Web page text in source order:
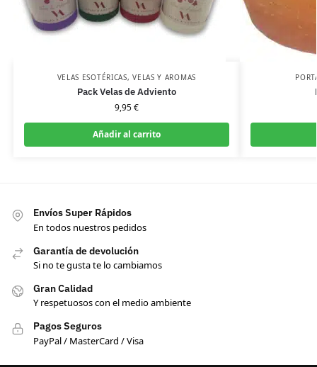
VELAS ESOTÉRICAS,VELAS Y AROMAS
Pack Velas de Adviento
9,95€
Añadir al carrito
Envíos Super Rápidos
En todos nuestros pedidos
Garantía de devolución
Si no te gusta te lo cambiamos
Gran Calidad
Y respetuosos con el medio ambiente
Pagos Seguros
PayPal / MasterCard / Visa